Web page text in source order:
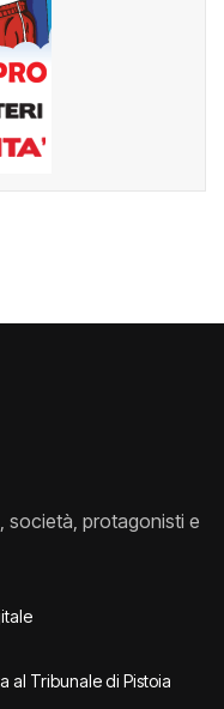
società, protagonisti e
al Tribunale di Pistoia